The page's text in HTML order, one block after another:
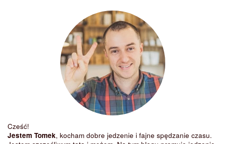
Cześć!
Jestem Tomek, kocham dobre jedzenie i fajne spędzanie czasu.